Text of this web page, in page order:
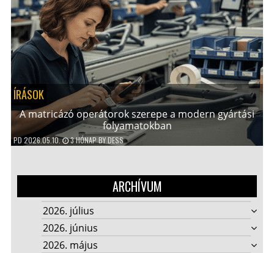
ÍRÁSOK
A matricázó operátorok szerepe a modern gyártási
folyamatokban
PD 2026.05.10. 3 HÓNAPBYDESS
ARCHÍVUM
2026. július
2026. június
2026. május